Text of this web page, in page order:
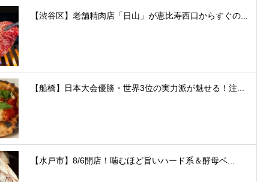
【渋谷区】老舗精肉店「日山」が恵比寿西口からすぐの...
【船橋】日本大会優勝・世界3位の実力派が魅せる！注...
【水戸市】8/6開店！噛むほど旨いハード系＆酵母ベ...